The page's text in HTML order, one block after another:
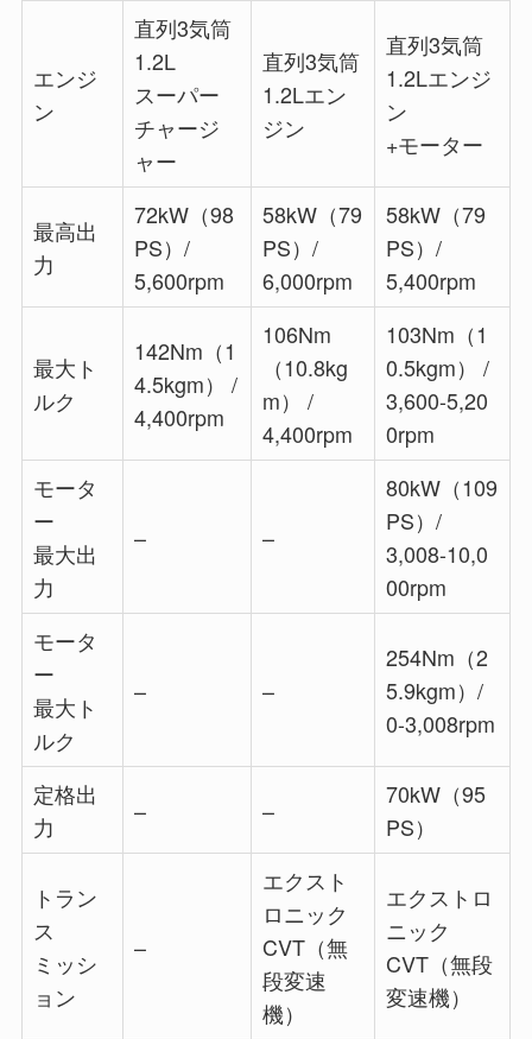
エンジ
ン
直列3気筒
1.2L
スーパー
チャージ
ャー
直列3気筒
1.2Lエン
ジン
直列3気筒
1.2Lエンジ
ン
+モーター
最高出
力
72kW（98
PS）/
5,600rpm
58kW（79
PS）/
6,000rpm
58kW（79
PS）/
5,400rpm
最大ト
ルク
142Nm（1
4.5kgm） /
4,400rpm
106Nm
（10.8kg
m） /
4,400rpm
103Nm（1
0.5kgm） /
3,600-5,20
0rpm
モータ
ー
最大出
力
– –
80kW（109
PS）/
3,008-10,0
00rpm
モータ
ー
最大ト
ルク
– –
254Nm（2
5.9kgm）/
0-3,008rpm
定格出
力
– –
70kW（95
PS）
トラン
ス
ミッシ
ョン
–
エクスト
ロニック
CVT（無
段変速
機）
エクストロ
ニック
CVT（無段
変速機）